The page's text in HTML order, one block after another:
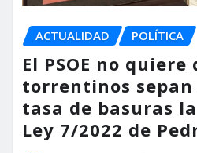
ACTUALIDAD POLÍTICA
El PSOE no quiere
torrentinos
tasa de basuras
Ley 7/2022 de